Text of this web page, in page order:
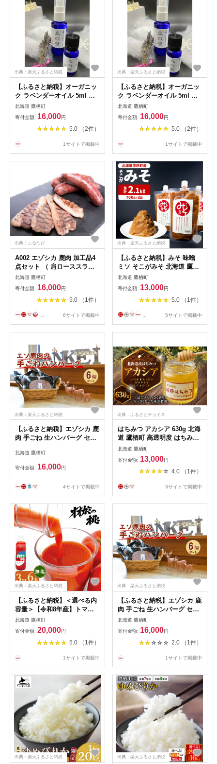
出典：楽天ふるさと納税
【ふるさと納税】オーガニッ
ク ラベンダーオイル 5ml ラ
ベンダーウォーター 50ml 北
海道 鷹栖町 丘紫 有機JAS認
証 オーガニック グラスファ
ーム オーガニック ラベンダ
ー 雑貨 送料無料
北海道 鷹栖町
寄付金額: 16,000円
5.0 （2件）
1サイトで掲載中
出典：楽天ふるさと納税
【ふるさと納税】オーガニッ
ク ラベンダーオイル 5ml ラ
ベンダーウォーター 50ml 北
海道 鷹栖町 丘紫 有機JAS認
証 オーガニック グラスファ
ーム オーガニック ラベンダ
ー 雑貨 送料無料 楽天スーパ
北海道 鷹栖町
寄付金額: 16,000円
5.0 （2件）
1サイトで掲載中
出典：ふるなび
A002 エゾシカ 鹿肉 加工品4
点セット （ 肩ローススライ
ス エゾ鹿ジャーキー スモー
クハムか生ハムのいずれか ソ
ーセージかベーコンのいずれ
か ） 北海道 鷹栖町 ロース
もも肉 使用 高たんぱく 低脂
肪 山恵 鹿肉 ジビエ
北海道 鷹栖町
寄付金額: 16,000円
5.0 （1件）
... 6サイトで掲載中
出典：楽天ふるさと納税
【ふるさと納税】みそ 味噌
ミソ そこがみそ 北海道 鷹栖
町 700g×3袋 みそ 味噌
北海道 鷹栖町
寄付金額: 13,000円
5.0 （1件）
... 5サイトで掲載中
出典：楽天ふるさと納税
【ふるさと納税】エゾシカ 鹿
肉 手ごね 生ハンバーグ セッ
町 高たんぱく 低脂肪 山恵 ジ
ビエ 鹿肉 ハンバーグ
北海道 鷹栖町
寄付金額: 16,000円
4サイトで掲載中
出典：ふるさとチョイス
はちみつ アカシア 630g 北海
道 鷹栖町 高透明度 はちみつ
の女王 山路 みつばち ハチミ
ツ 蜂蜜 ハチ蜜 ハチミツ 蜂蜜
はちみつ
北海道 鷹栖町
寄付金額: 13,000円
4.0 （1件）
3サイトで掲載中
出典：楽天ふるさと納税
【ふるさと納税】＜選べる内
容量＞【令和8年産】トマト
ジュース 3本セット（計3L）
/ 6本セット（計6L） 1本1L
無塩 オオカミの桃 完熟トマ
ト 100% 伝統の味 パイオニ
無添加 国産 北海道 鷹栖町 送
順次発送】
北海道 鷹栖町
寄付金額: 20,000円
5.0 （1件）
1サイトで掲載中
出典：楽天ふるさと納税
【ふるさと納税】エゾシカ 鹿
肉 手ごね 生ハンバーグ セッ
ト150g×6個入り 北海道 鷹栖
町 高たんぱく 低脂肪 山恵 ジ
ビエ 鹿肉 ハンバーグ
北海道 鷹栖町
寄付金額: 16,000円
2.0 （1件）
1サイトで掲載中
出典：楽天ふるさと納税 出典：楽天ふるさと納税